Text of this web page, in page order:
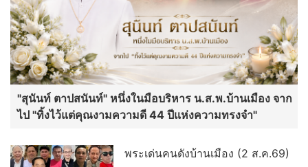
"สุนันท์ ตาปสนันท์" หนึ่งในมือบริหาร น.ส.พ.บ้านเมือง จาก
ไป "ทิ้งไว้แต่คุณงามความดี 44 ปีแห่งความทรงจำ"
พระเด่นคนดังบ้านเมือง (2 ส.ค.69)